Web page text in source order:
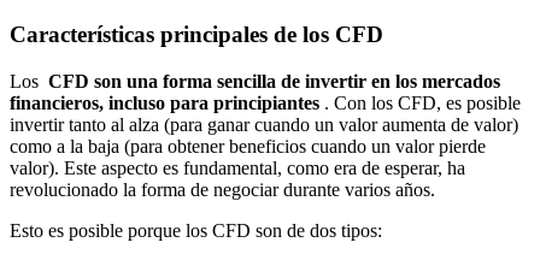
Características principales de los CFD
Los CFD son una forma sencilla de invertir en los mercados
financieros, incluso para principiantes . Con los CFD, es posible
invertir tanto al alza (para ganar cuando un valor aumenta de valor)
como a la baja (para obtener beneficios cuando un valor pierde
valor). Este aspecto es fundamental, como era de esperar, ha
revolucionado la forma de negociar durante varios años.
Esto es posible porque los CFD son de dos tipos: